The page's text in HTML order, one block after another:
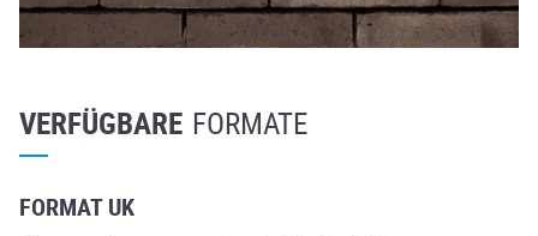
VERFÜGBARE FORMATE
FORMAT UK